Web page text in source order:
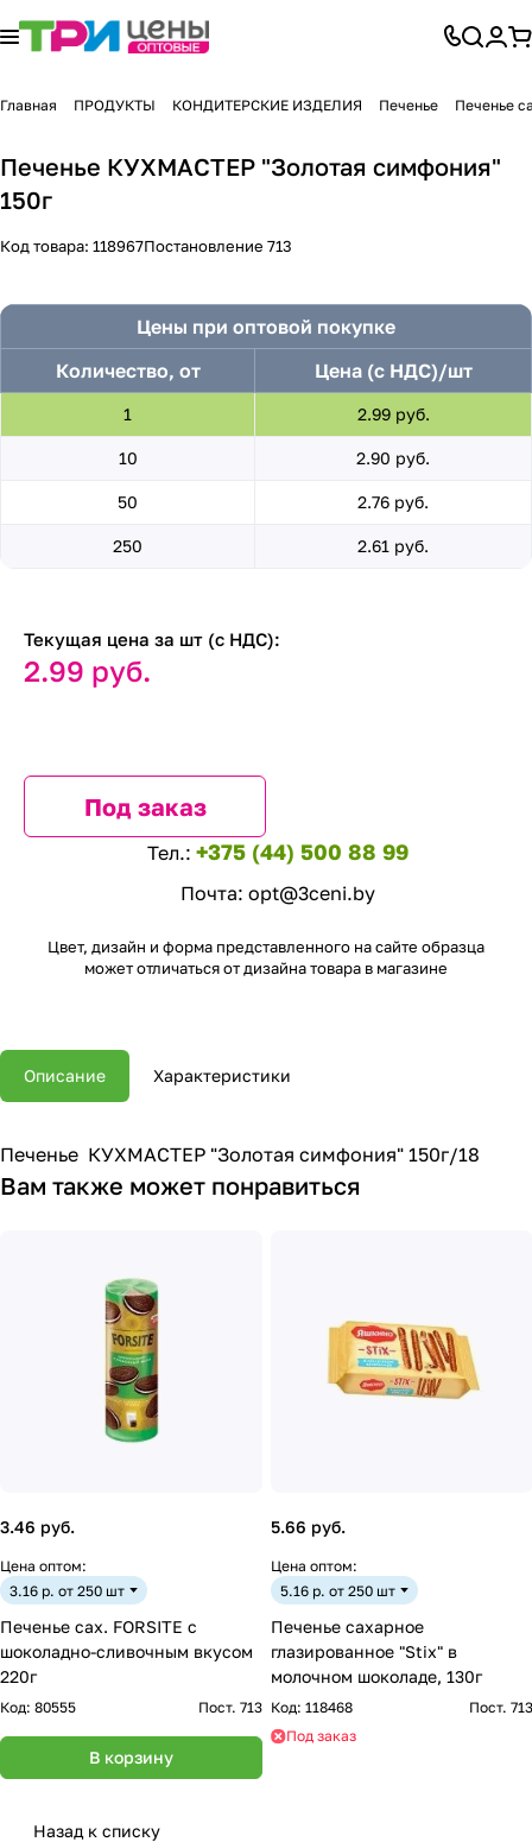
Главная ПРОДУКТЫ КОНДИТЕРСКИЕ ИЗДЕЛИЯ Печенье Печенье
Печенье КУХМАСТЕР "Золотая симфония"
150г
Код товара: 118967Постановление 713
Цены при оптовой покупке
Количество, от
Цена (с НДС)/шт
1 2.99 руб.
10 2.90 руб.
50 2.76 руб.
250 2.61 руб.
Текущая цена за шт (с НДС):
2.99 руб.
Под заказ
Тел.: +375 (44) 500 88 99
Почта: opt@3ceni.by
Цвет, дизайн и форма представленного на сайте образца
может отличаться от дизайна товара в магазине
Описание Характеристики
Печенье КУХМАСТЕР "Золотая симфония" 150г/18
Вам также может понравиться
3.46 руб.
Цена оптом:
3.16 р. от 250 шт
Печенье сах. FORSITE с
шоколадно-сливочным вкусом
220г
Код: 80555 Пост. 713
В корзину
5.66 руб.
Цена оптом:
5.16 р. от 250 шт
Печенье сахарное
глазированное "Stix" в
молочном шоколаде, 130г
Код: 118468
Пост. 713
Под заказ
Назад к списку